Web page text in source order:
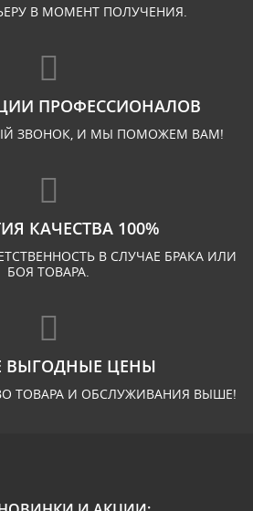
В МОМЕНТ ПОЛУЧЕНИЯ.
ПРОФЕССИОНАЛОВ
ЗВОНОК, И МЫ ПОМОЖЕМ ВАМ!
КАЧЕСТВА 100%
В СЛУЧАЕ БРАКА ИЛИ
БОЯ ТОВАРА.
ВЫГОДНЫЕ ЦЕНЫ
ТОВАРА И ОБСЛУЖИВАНИЯ ВЫШЕ!